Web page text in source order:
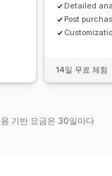
Detailed
Post
14일 무료 체험
기반 요금은 30일마다